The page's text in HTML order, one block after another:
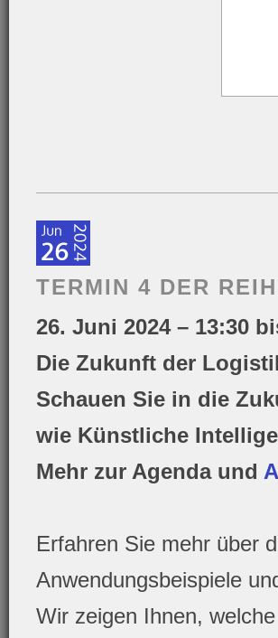
TERMIN 4 DER
26. Juni 2024 – 13:30
Die Zukunft der
Schauen Sie in die
wie Künstliche
Mehr zur Agenda und
Erfahren Sie mehr über
Anwendungsbeispiele
Wir zeigen Ihnen,